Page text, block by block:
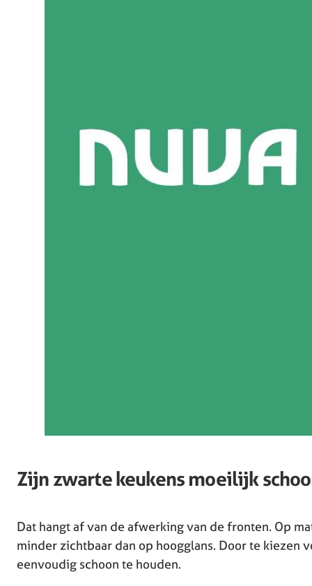
Zijn zwarte keukens moeilijk
Dat hangt af van de afwerking van de fronten. Op
minder zichtbaar dan op hoogglans. Door te
eenvoudig schoon te houden.